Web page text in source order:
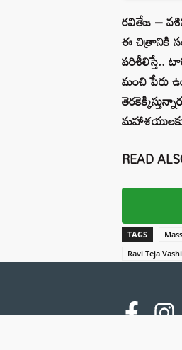
రవితేజ –
ఈ చిత్రానికి
పరిశీలిస్తే..
మంచి పేరు
మ‌హాశ‌యుల‌కు
READ
TAGS
Ravi Teja